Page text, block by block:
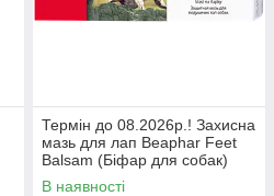
Термін до 08.2026р.! Захисна
мазь для лап Beaphar Feet
Balsam (Біфар для собак)
40мл
В наявності